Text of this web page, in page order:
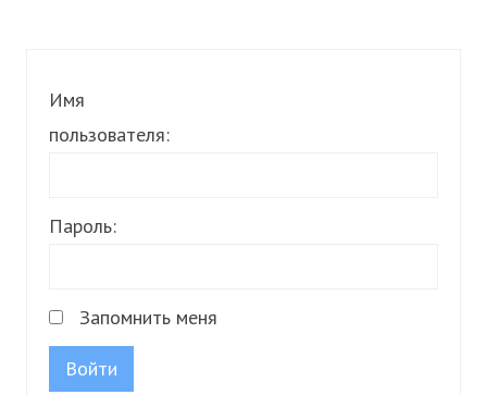
Имя
пользователя:
Пароль:
Запомнить меня
Войти